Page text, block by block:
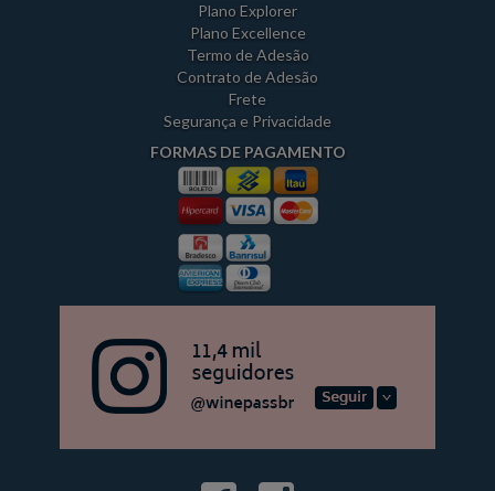
Plano Explorer
Plano Excellence
Termo de Adesão
Contrato de Adesão
Frete
Segurança e Privacidade
FORMAS DE PAGAMENTO